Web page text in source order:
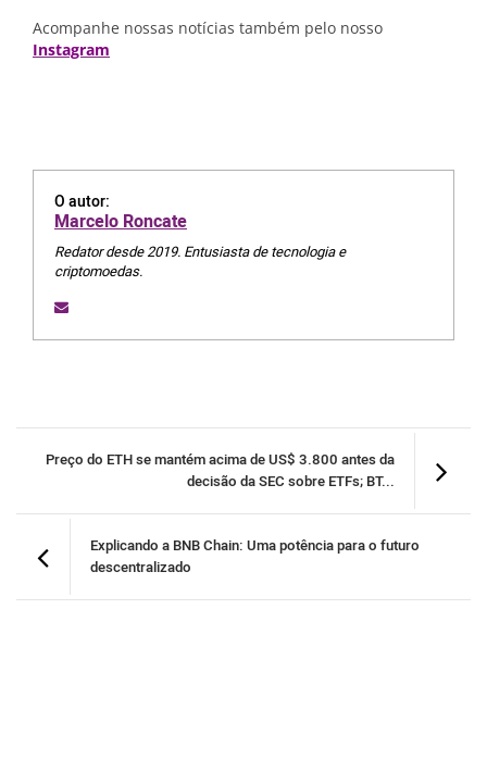
Acompanhe nossas notícias também pelo nosso
Instagram
O autor:
Marcelo Roncate
Redator desde 2019. Entusiasta de tecnologia e
criptomoedas.
Preço do ETH se mantém acima de US$ 3.800 antes da
decisão da SEC sobre ETFs; BT...
Explicando a BNB Chain: Uma potência para o futuro
descentralizado